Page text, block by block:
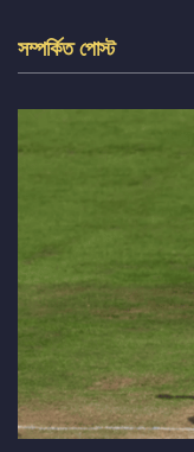
সম্পর্কিত পোস্ট